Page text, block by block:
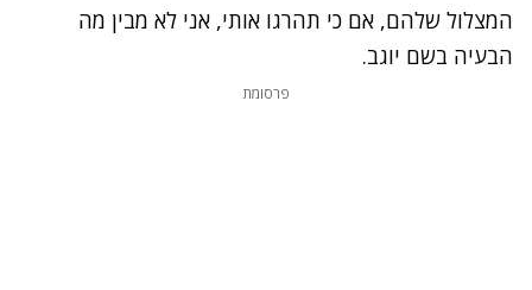
המצלול שלהם, אם כי תהרגו אותי, אני לא מבין מה
הבעיה בשם יוגב.
פרסומת